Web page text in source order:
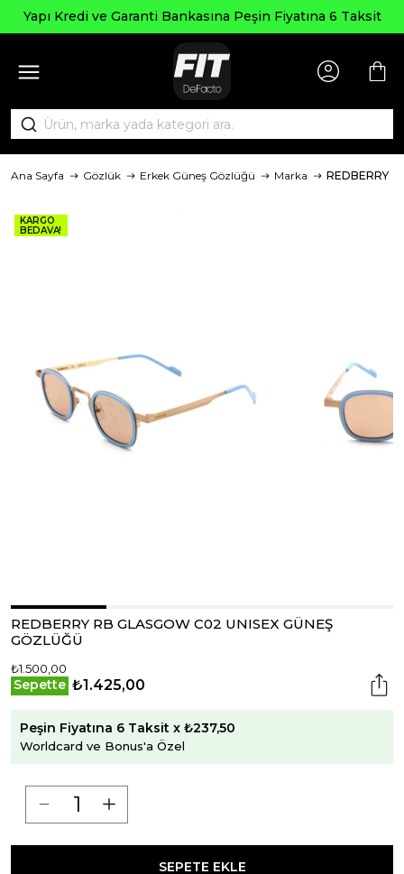
Yapı Kredi ve Garanti Bankasına Peşin Fiyatına 6 Taksit
Ana Sayfa Gözlük Erkek Güneş Gözlüğü Marka REDBERRY
KARGO
BEDAVA!
REDBERRY RB GLASGOW C02 UNISEX GÜNEŞ
GÖZLÜĞÜ
₺1.500,00
Sepette ₺1.425,00
Peşin Fiyatına 6 Taksit x ₺237,50
Worldcard ve Bonus'a Özel
SEPETE EKLE